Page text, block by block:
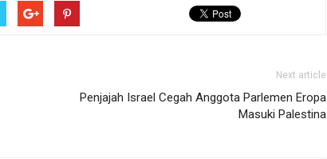
Next article
Penjajah Israel Cegah Anggota Parlemen Eropa
Masuki Palestina